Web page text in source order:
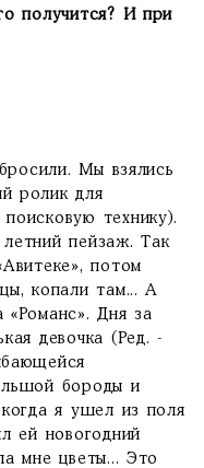
получится? И при
Мы взялись
ролик для
технику).
пейзаж. Так
потом
копали там... А
«Романс». Дня за
девочка (Ред. -
бороды и
когда я ушел из поля
ей новогодний
мне цветы... Это